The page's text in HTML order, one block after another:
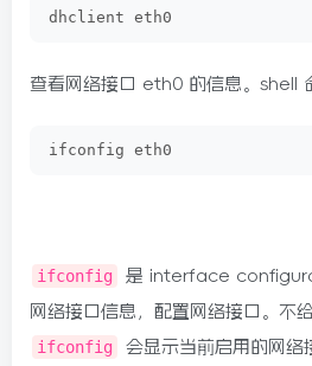
dhclient eth0
查看网络接口 eth0 的信息。shell
ifconfig eth0
ifconfig
是 interface
网络接口信息，配置网络接口。不
ifconfig 会显示当前启用的网络